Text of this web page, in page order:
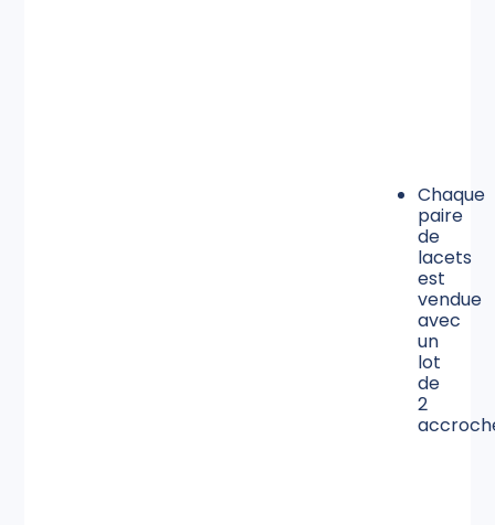
Chaque
paire
de
lacets
est
vendue
avec
un
lot
de
2